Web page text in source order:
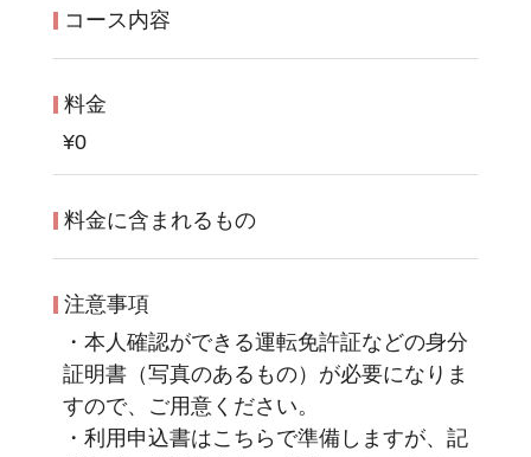
コース内容
料金
¥0
料金に含まれるもの
注意事項
・本人確認ができる運転免許証などの身分
証明書（写真のあるもの）が必要になりま
すので、ご用意ください。
・利用申込書はこちらで準備しますが、記